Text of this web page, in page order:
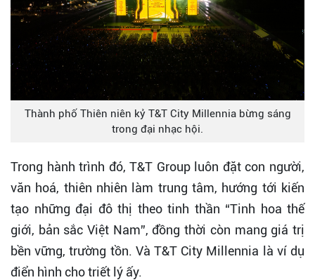
Thành phố Thiên niên kỷ T&T City Millennia bừng sáng
trong đại nhạc hội.
Trong hành trình đó, T&T Group luôn đặt con người,
văn hoá, thiên nhiên làm trung tâm, hướng tới kiến
tạo những đại đô thị theo tinh thần “Tinh hoa thế
giới, bản sắc Việt Nam”, đồng thời còn mang giá trị
bền vững, trường tồn. Và T&T City Millennia là ví dụ
điển hình cho triết lý ấy.